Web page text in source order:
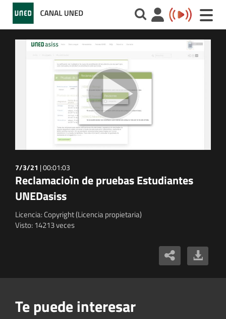
Toggle
7/3/21 |00:01:03
Reclamacioìn de pruebas Estudiantes
UNEDasiss
Licencia: Copyright (Licencia propietaria)
Visto: 14213 veces
Te puede interesar